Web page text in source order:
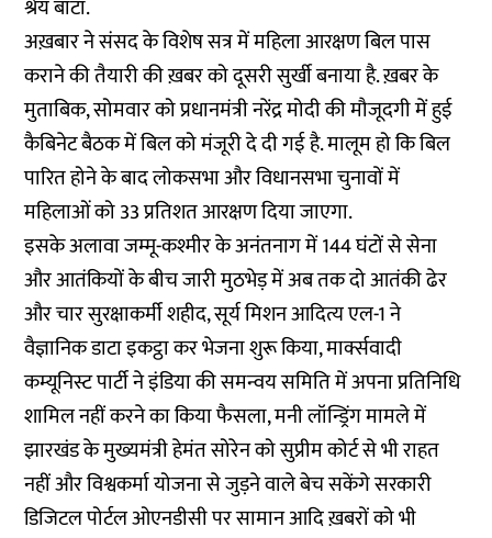
श्रेय बांटा.
अख़बार ने संसद के विशेष सत्र में महिला आरक्षण बिल पास
कराने की तैयारी की ख़बर को दूसरी सुर्खी बनाया है. ख़बर के
मुताबिक, सोमवार को प्रधानमंत्री नरेंद्र मोदी की मौजूदगी में हुई
कैबिनेट बैठक में बिल को मंजूरी दे दी गई है. मालूम हो कि बिल
पारित होने के बाद लोकसभा और विधानसभा चुनावों में
महिलाओं को 33 प्रतिशत आरक्षण दिया जाएगा.
इसके अलावा जम्मू-कश्मीर के अनंतनाग में 144 घंटों से सेना
और आतंकियों के बीच जारी मुठभेड़ में अब तक दो आतंकी ढेर
और चार सुरक्षाकर्मी शहीद, सूर्य मिशन आदित्य एल-1 ने
वैज्ञानिक डाटा इकट्ठा कर भेजना शुरू किया, मार्क्सवादी
कम्यूनिस्ट पार्टी ने इंडिया की समन्वय समिति में अपना प्रतिनिधि
शामिल नहीं करने का किया फैसला, मनी लॉन्ड्रिंग मामले में
झारखंड के मुख्यमंत्री हेमंत सोरेन को सुप्रीम कोर्ट से भी राहत
नहीं और विश्वकर्मा योजना से जुड़ने वाले बेच सकेंगे सरकारी
डिजिटल पोर्टल ओएनडीसी पर सामान आदि ख़बरों को भी